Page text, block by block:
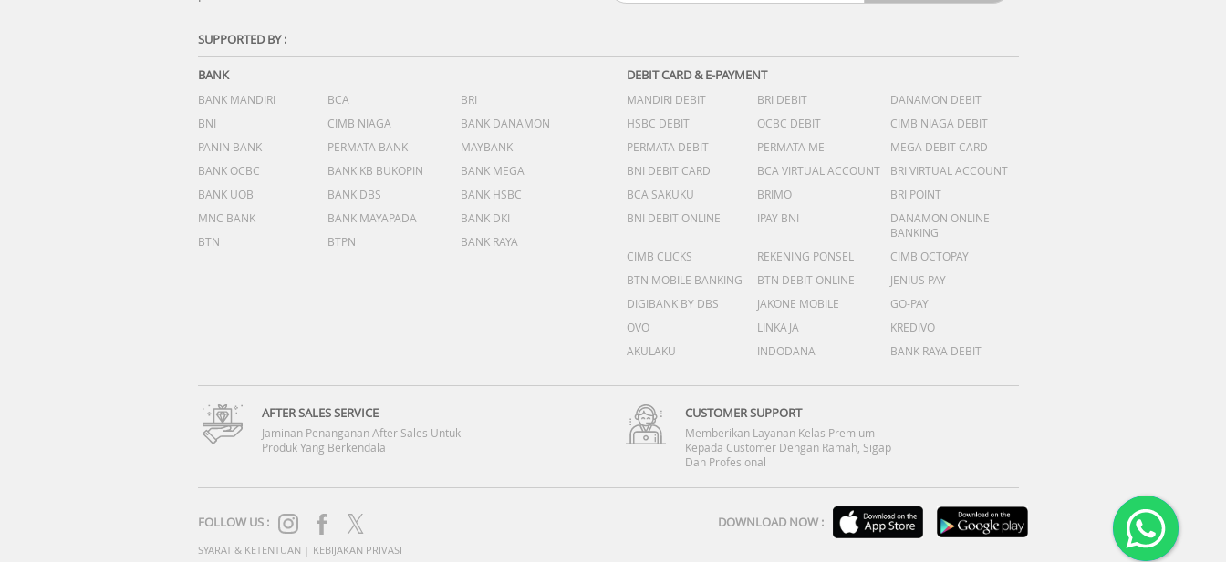
SUPPORTED BY :
BANK
BANK MANDIRI BCA
BRI
BNI
CIMB NIAGA
BANK DANAMON
PANIN BANK
PERMATA BANK
MAYBANK
BANK OCBC
BANK KB BUKOPIN
BANK MEGA
BANK UOB
BANK DBS
BANK HSBC
MNC BANK
BANK MAYAPADA
BANK DKI
BTN
BTPN BANK RAYA
DEBIT CARD & E-PAYMENT
MANDIRI DEBIT BRI DEBIT
DANAMON DEBIT
HSBC DEBIT
OCBC DEBIT
CIMB NIAGA DEBIT
PERMATA DEBIT
PERMATA ME
MEGA DEBIT CARD
BNI DEBIT CARD
BCA VIRTUAL ACCOUNT
BRI VIRTUAL ACCOUNT
BCA SAKUKU
BRIMO
BRI POINT
BNI DEBIT ONLINE
IPAY BNI
DANAMON ONLINE
BANKING
CIMB CLICKS
REKENING PONSEL
CIMB OCTOPAY
BTN MOBILE BANKING
BTN DEBIT ONLINE
JENIUS PAY
DIGIBANK BY DBS
JAKONE MOBILE
GO-PAY
OVO
LINKAJA
KREDIVO
AKULAKU
INDODANA BANK RAYA DEBIT
AFTER SALES SERVICE
Jaminan Penanganan After Sales Untuk
Produk Yang Berkendala
CUSTOMER SUPPORT
Memberikan Layanan Kelas Premium
Kepada Customer Dengan Ramah, Sigap
Dan Profesional
FOLLOW US : DOWNLOAD NOW :
SYARAT & KETENTUAN | KEBIJAKAN PRIVASI